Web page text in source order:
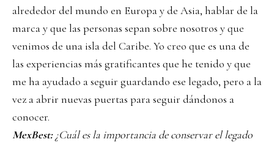
alrededor del mundo en Europa y de Asia, hablar de la
marca y que las personas sepan sobre nosotros y que
venimos de una isla del Caribe. Yo creo que es una de
las experiencias más gratificantes que he tenido y que
me ha ayudado a seguir guardando ese legado, pero a la
vez a abrir nuevas puertas para seguir dándonos a
conocer.
MexBest: ¿Cuál es la importancia de conservar el legado